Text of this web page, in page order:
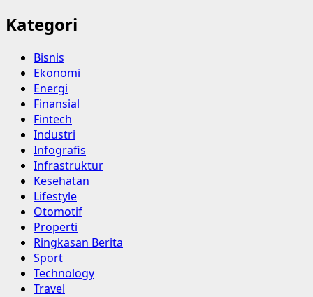
Kategori
Bisnis
Ekonomi
Energi
Finansial
Fintech
Industri
Infografis
Infrastruktur
Kesehatan
Lifestyle
Otomotif
Properti
Ringkasan Berita
Sport
Technology
Travel